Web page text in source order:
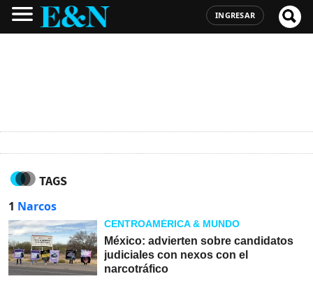
INGRESAR
TAGS
1 Narcos
CENTROAMÉRICA & MUNDO
México: advierten sobre candidatos
judiciales con nexos con el
narcotráfico